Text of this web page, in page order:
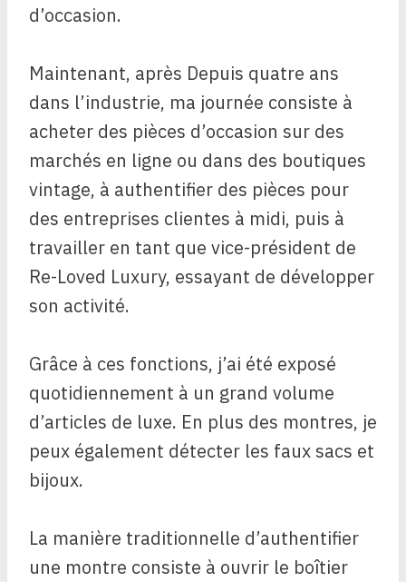
d’occasion.
Maintenant, après Depuis quatre ans
dans l’industrie, ma journée consiste à
acheter des pièces d’occasion sur des
marchés en ligne ou dans des boutiques
vintage, à authentifier des pièces pour
des entreprises clientes à midi, puis à
travailler en tant que vice-président de
Re-Loved Luxury, essayant de développer
son activité.
Grâce à ces fonctions, j’ai été exposé
quotidiennement à un grand volume
d’articles de luxe. En plus des montres, je
peux également détecter les faux sacs et
bijoux.
La manière traditionnelle d’authentifier
une montre consiste à ouvrir le boîtier